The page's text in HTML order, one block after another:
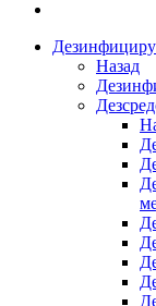
Назад